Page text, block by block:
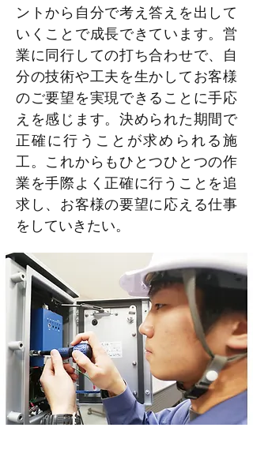
ントから自分で考え答えを出して
いくことで成長できています。営
業に同行しての打ち合わせで、自
分の技術や工夫を生かしてお客様
のご要望を実現できることに手応
えを感じます。決められた期間で
正確に行うことが求められる施
工。これからもひとつひとつの作
業を手際よく正確に行うことを追
求し、お客様の要望に応える仕事
をしていきたい。